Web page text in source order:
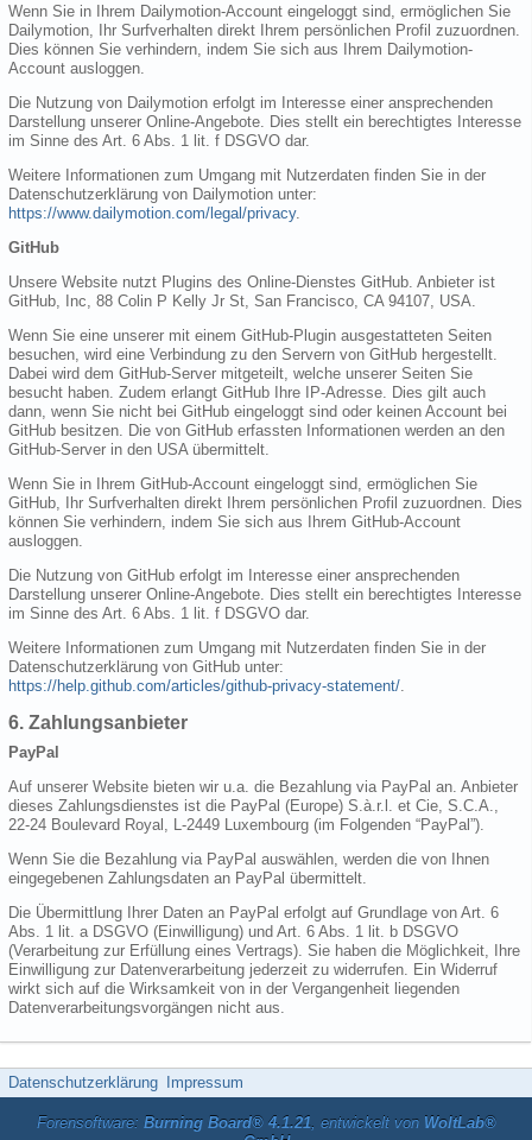
Wenn Sie in Ihrem Dailymotion-Account eingeloggt sind, ermöglichen Sie
Dailymotion, Ihr Surfverhalten direkt Ihrem persönlichen Profil zuzuordnen.
Dies können Sie verhindern, indem Sie sich aus Ihrem Dailymotion-
Account ausloggen.
Die Nutzung von Dailymotion erfolgt im Interesse einer ansprechenden
Darstellung unserer Online-Angebote. Dies stellt ein berechtigtes Interesse
im Sinne des Art. 6 Abs. 1 lit. f DSGVO dar.
Weitere Informationen zum Umgang mit Nutzerdaten finden Sie in der
Datenschutzerklärung von Dailymotion unter:
https://www.dailymotion.com/legal/privacy.
GitHub
Unsere Website nutzt Plugins des Online-Dienstes GitHub. Anbieter ist
GitHub, Inc, 88 Colin P Kelly Jr St, San Francisco, CA 94107, USA.
Wenn Sie eine unserer mit einem GitHub-Plugin ausgestatteten Seiten
besuchen, wird eine Verbindung zu den Servern von GitHub hergestellt.
Dabei wird dem GitHub-Server mitgeteilt, welche unserer Seiten Sie
besucht haben. Zudem erlangt GitHub Ihre IP-Adresse. Dies gilt auch
dann, wenn Sie nicht bei GitHub eingeloggt sind oder keinen Account bei
GitHub besitzen. Die von GitHub erfassten Informationen werden an den
GitHub-Server in den USA übermittelt.
Wenn Sie in Ihrem GitHub-Account eingeloggt sind, ermöglichen Sie
GitHub, Ihr Surfverhalten direkt Ihrem persönlichen Profil zuzuordnen. Dies
können Sie verhindern, indem Sie sich aus Ihrem GitHub-Account
ausloggen.
Die Nutzung von GitHub erfolgt im Interesse einer ansprechenden
Darstellung unserer Online-Angebote. Dies stellt ein berechtigtes Interesse
im Sinne des Art. 6 Abs. 1 lit. f DSGVO dar.
Weitere Informationen zum Umgang mit Nutzerdaten finden Sie in der
Datenschutzerklärung von GitHub unter:
https://help.github.com/articles/github-privacy-statement/
6. Zahlungsanbieter
PayPal
Auf unserer Website bieten wir u.a. die Bezahlung via PayPal an. Anbieter
dieses Zahlungsdienstes ist die PayPal (Europe) S.à.r.l. et Cie, S.C.A.,
22-24 Boulevard Royal, L-2449 Luxembourg (im Folgenden “PayPal”).
Wenn Sie die Bezahlung via PayPal auswählen, werden die von Ihnen
eingegebenen Zahlungsdaten an PayPal übermittelt.
Die Übermittlung Ihrer Daten an PayPal erfolgt auf Grundlage von Art. 6
Abs. 1 lit. a DSGVO (Einwilligung) und Art. 6 Abs. 1 lit. b DSGVO
(Verarbeitung zur Erfüllung eines Vertrags). Sie haben die Möglichkeit, Ihre
Einwilligung zur Datenverarbeitung jederzeit zu widerrufen. Ein Widerruf
wirkt sich auf die Wirksamkeit von in der Vergangenheit liegenden
Datenverarbeitungsvorgängen nicht aus.
Datenschutzerklärung Impressum
Forensoftware: Burning Board® 4.1.21, entwickelt von WoltLab®